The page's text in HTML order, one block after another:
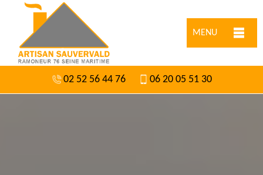
MENU
02 52 56 44 76 06 20 05 51 30